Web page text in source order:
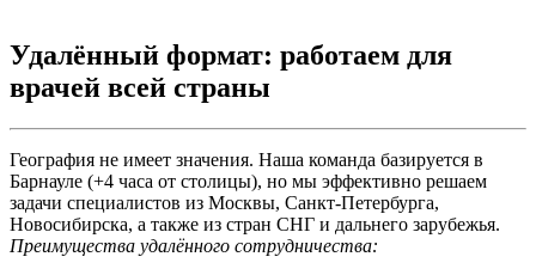
Удалённый формат: работаем для
врачей всей страны
География не имеет значения. Наша команда базируется в
Барнауле (+4 часа от столицы), но мы эффективно решаем
задачи специалистов из Москвы, Санкт-Петербурга,
Новосибирска, а также из стран СНГ и дальнего зарубежья.
Преимущества удалённого сотрудничества: